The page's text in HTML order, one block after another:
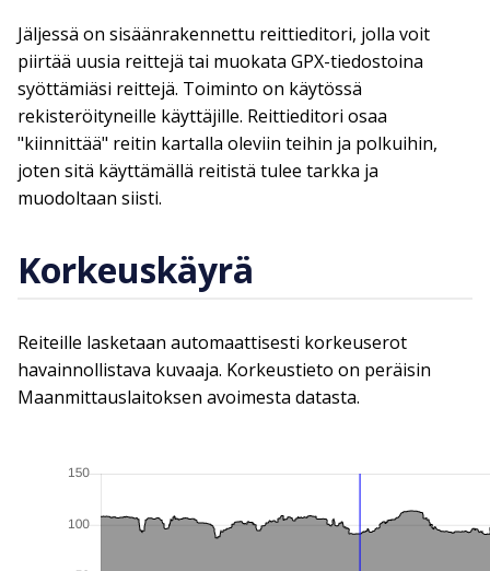
Jäljessä on sisäänrakennettu reittieditori, jolla voit
piirtää uusia reittejä tai muokata GPX-tiedostoina
syöttämiäsi reittejä. Toiminto on käytössä
rekisteröityneille käyttäjille. Reittieditori osaa
"kiinnittää" reitin kartalla oleviin teihin ja polkuihin,
joten sitä käyttämällä reitistä tulee tarkka ja
muodoltaan siisti.
Korkeuskäyrä
Reiteille lasketaan automaattisesti korkeuserot
havainnollistava kuvaaja. Korkeustieto on peräisin
Maanmittauslaitoksen avoimesta datasta.